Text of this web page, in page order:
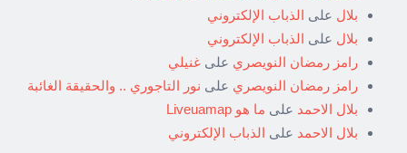
بلال على الذباب الإلكتروني
بلال على الذباب الإلكتروني
رامز رمضان النويصري على غنيلي
رامز رمضان النويصري على نور التاجوري .. والحقيقة الغائبة
بلال الاحمد على ما هو Liveuamap
بلال الاحمد على الذباب الإلكتروني